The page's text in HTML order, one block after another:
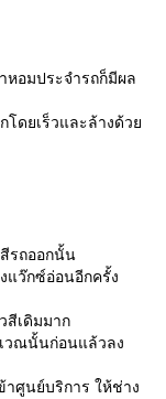
อมประจำรถก็มีผล
โดยเร็วและล้างด้ว
รถออกนั้น
แว๊กซ์อ่อนอีกครั้ง
สีเดิมมาก
วณนั้นก่อนแล้วลง
ศูนย์บริการ ให้ช่าง